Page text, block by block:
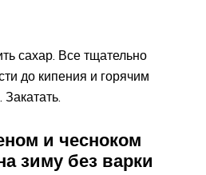
сахар. Все тщательно
до кипения и горячим
и чесноком
зиму без варки